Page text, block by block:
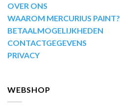
OVER ONS
WAAROM MERCURIUS PAINT?
BETAALMOGELIJKHEDEN
CONTACTGEGEVENS
PRIVACY
WEBSHOP